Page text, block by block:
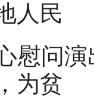
人民
慰问
为贫